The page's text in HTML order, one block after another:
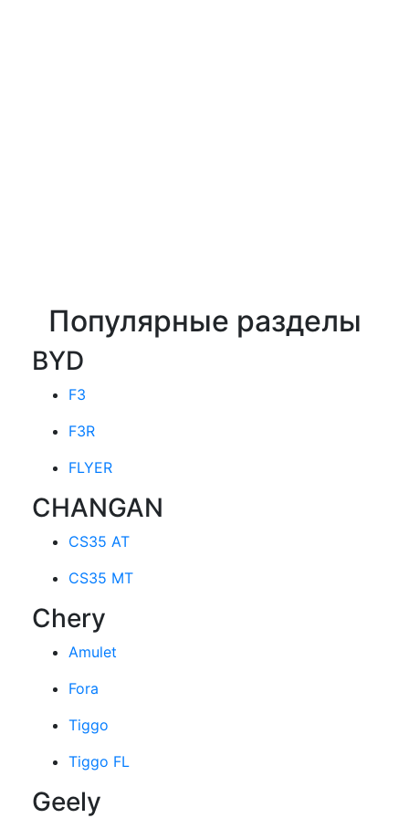
Популярные разделы
BYD
F3
F3R
FLYER
CHANGAN
CS35 AT
CS35 MT
Chery
Amulet
Fora
Tiggo
Tiggo FL
Geely